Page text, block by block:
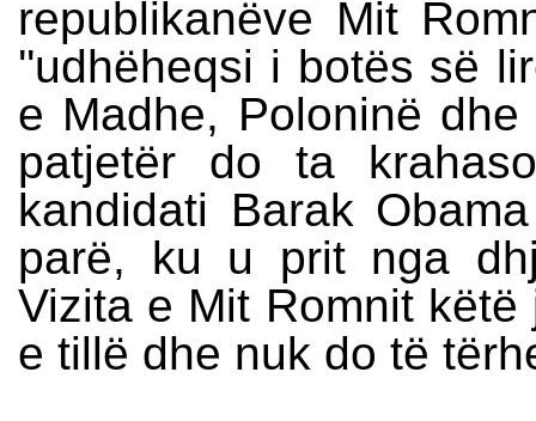
republikanëve Mit
''udhëheqsi i botës së
e Madhe, Poloninë
patjetër do ta
kandidati Barak
parë, ku u prit nga
Vizita e Mit Romnit
e tillë dhe nuk do të